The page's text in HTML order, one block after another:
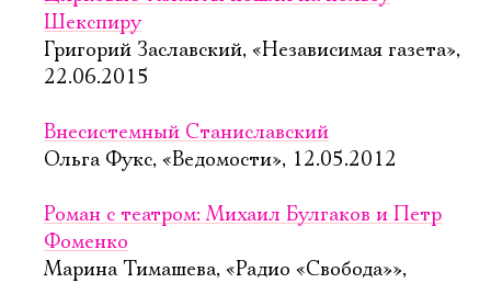
Шекспиру
Григорий Заславский, «Независимая газета»,
22.06.2015
Внесистемный Станиславский
Ольга Фукс, «Ведомости», 12.05.2012
Роман с театром: Михаил Булгаков и Петр
Фоменко
Марина Тимашева, «Радио «Свобода»»,